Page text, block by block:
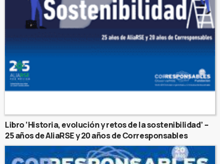
Libro ‘Historia, evolución y retos de la sostenibilidad’ –
25 años de AliaRSE y 20 años de Corresponsables